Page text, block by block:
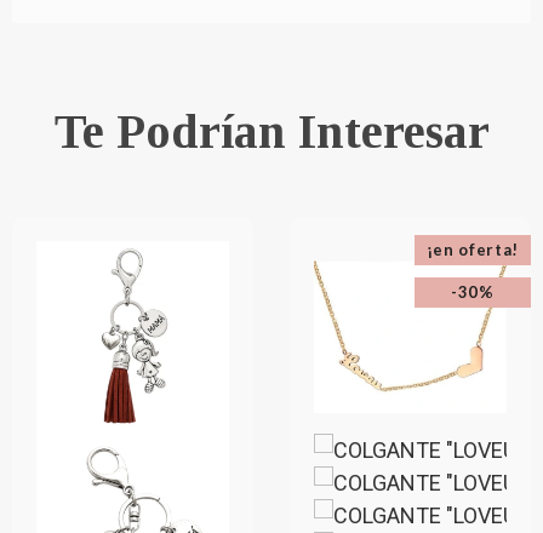
Te Podrían Interesar
¡en oferta!
-30%